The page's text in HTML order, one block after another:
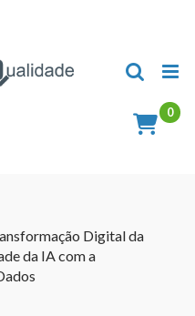
Digital da
da IA com a